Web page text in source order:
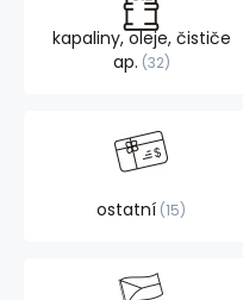
kapaliny, oleje, čističe
ap. 32
ostatní 15